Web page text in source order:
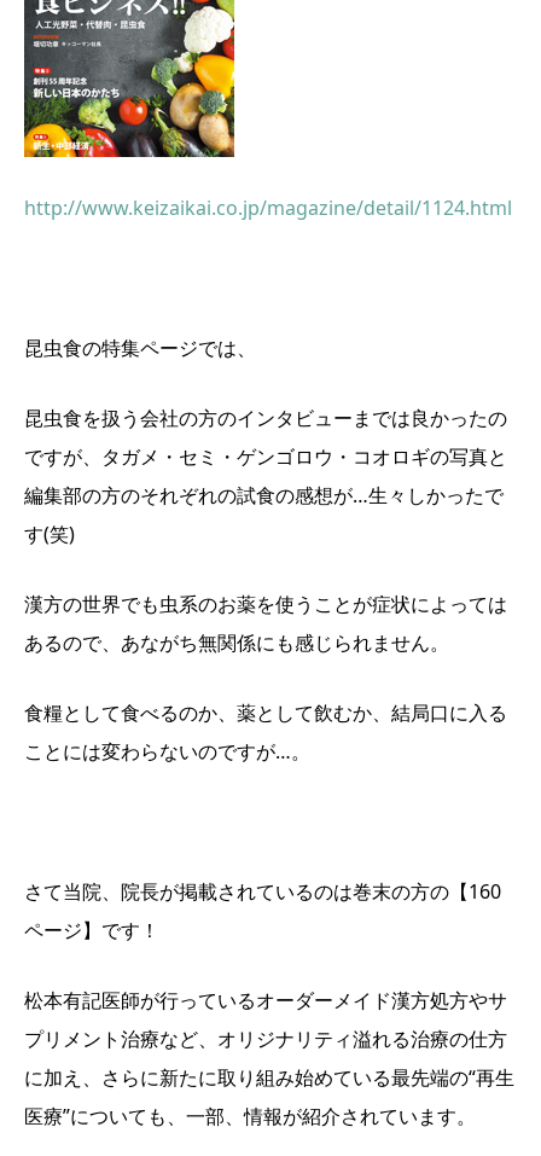
http://www.keizaikai.co.jp/magazine/detail/1124.html
昆虫食の特集ページでは、
昆虫食を扱う会社の方のインタビューまでは良かったの
ですが、タガメ・セミ・ゲンゴロウ・コオロギの写真と
編集部の方のそれぞれの試食の感想が…生々しかったで
す(笑)
漢方の世界でも虫系のお薬を使うことが症状によっては
あるので、あながち無関係にも感じられません。
食糧として食べるのか、薬として飲むか、結局口に入る
ことには変わらないのですが…。
さて当院、院長が掲載されているのは巻末の方の【160
ページ】です！
松本有記医師が行っているオーダーメイド漢方処方やサ
プリメント治療など、オリジナリティ溢れる治療の仕方
に加え、さらに新たに取り組み始めている最先端の“再生
医療”についても、一部、情報が紹介されています。